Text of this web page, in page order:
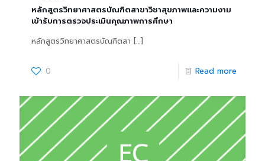
หลักสูตรวิทยาศาสตรบัณฑิตสาขาวิชาสุขภาพและความงาม
เข้ารับการตรวจประเมินคุณภาพการศึกษา
หลักสูตรวิทยาศาสตรบัณฑิตสา […]
0 Read more